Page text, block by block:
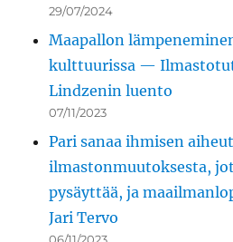
29/07/2024
Maapallon
kulttuurissa —
Lindzenin luento
07/11/2023
Pari sanaa ihmisen
ilmastonmuutoksesta,
pysäyttää, ja
Jari Tervo